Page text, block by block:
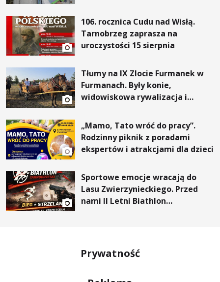
106. rocznica Cudu nad Wisłą.
Tarnobrzeg zaprasza na
uroczystości 15 sierpnia
Tłumy na IX Zlocie Furmanek w
Furmanach. Były konie,
widowiskowa rywalizacja i
„Mamo, Tato wróć do pracy”.
Rodzinny piknik z poradami
ekspertów i atrakcjami dla dzieci
Sportowe emocje wracają do
Lasu Zwierzynieckiego. Przed
nami II Letni Biathlon
Prywatność